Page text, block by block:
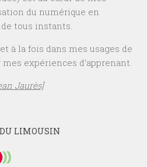
du numérique en
tous instants.
à la fois dans mes usages de
expériences d’apprenant.
Jaurès]
LIMOUSIN